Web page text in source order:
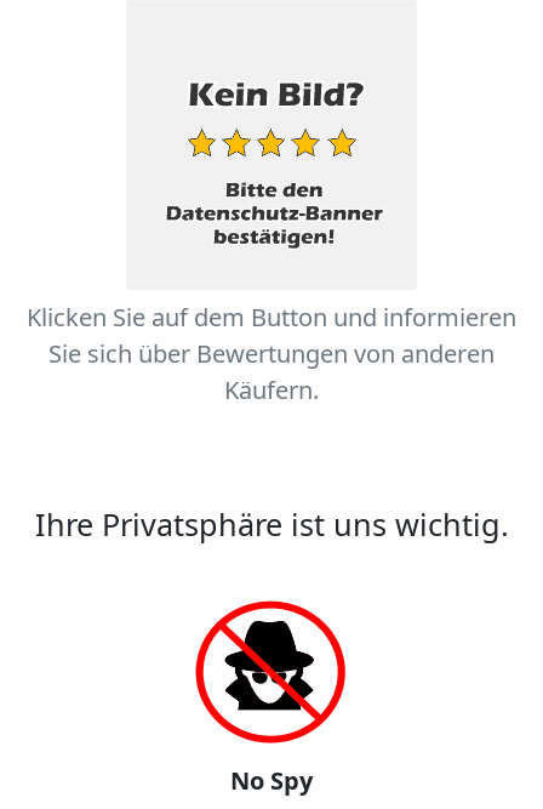
Klicken Sie auf dem Button und informieren
Sie sich über Bewertungen von anderen
Käufern.
Ihre Privatsphäre ist uns wichtig.
No Spy